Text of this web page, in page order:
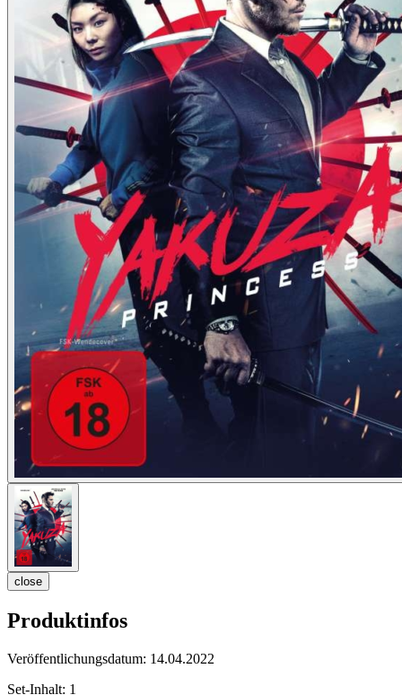
close
Produktinfos
Veröffentlichungsdatum: 14.04.2022
Set-Inhalt: 1